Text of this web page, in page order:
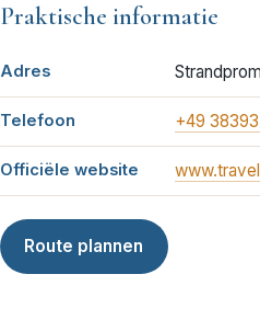
Praktische informatie
Adres
Telefoon +49
Officiële website
Route plannen